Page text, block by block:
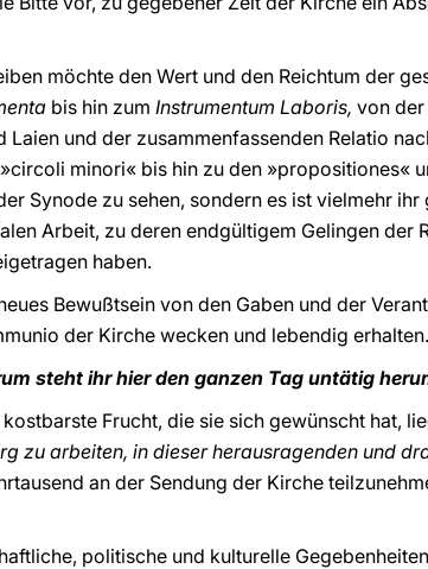
möchte den Wert und den Reichtum der
bis hin zum Instrumentum Laboris, von
und der zusammenfassenden Relatio
minori« bis hin zu den »propositiones«
Synode zu sehen, sondern es ist vielmehr
Arbeit, zu deren endgültigem Gelingen der
haben.
Bewußtsein von den Gaben und der
der Kirche wecken und lebendig erhalten.
steht ihr hier den ganzen Tag untätig
Frucht, die sie sich gewünscht hat,
zu arbeiten, in dieser herausragenden und
an der Sendung der Kirche
politische und kulturelle